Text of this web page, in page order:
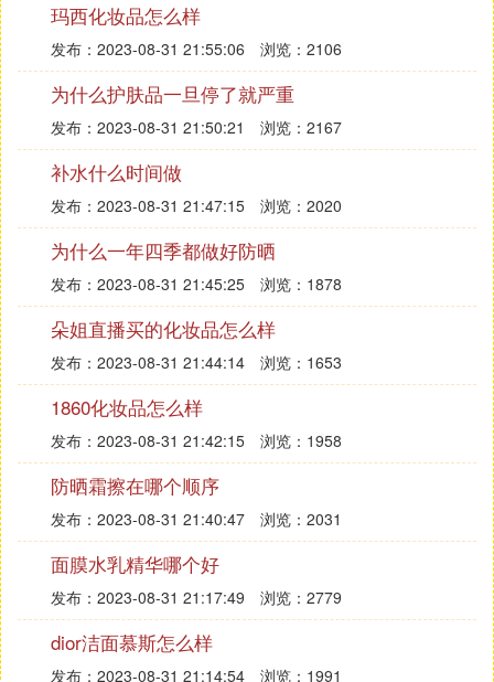
玛西化妆品怎么样
发布：2023-08-31 21:55:06 浏览：2106
为什么护肤品一旦停了就严重
发布：2023-08-31 21:50:21 浏览：2167
补水什么时间做
发布：2023-08-31 21:47:15 浏览：2020
为什么一年四季都做好防晒
发布：2023-08-31 21:45:25 浏览：1878
朵姐直播买的化妆品怎么样
发布：2023-08-31 21:44:14 浏览：1653
1860化妆品怎么样
发布：2023-08-31 21:42:15 浏览：1958
防晒霜擦在哪个顺序
发布：2023-08-31 21:40:47 浏览：2031
面膜水乳精华哪个好
发布：2023-08-31 21:17:49 浏览：2779
dior洁面慕斯怎么样
发布：2023-08-31 21:14:54 浏览：1991